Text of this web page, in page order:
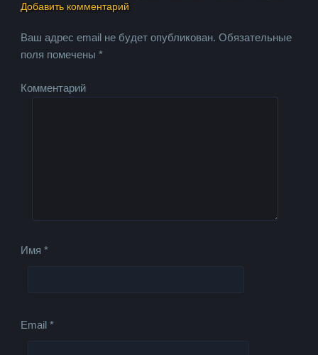
Добавить комментарий
Ваш адрес email не будет опубликован. Обязательные
поля помечены*
Комментарий
Имя*
Email*